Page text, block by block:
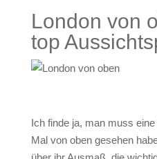
London von
top
Ich finde ja, man muss
Mal von obengesehen